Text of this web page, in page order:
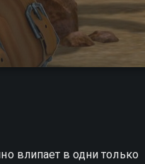
влипает в одни только